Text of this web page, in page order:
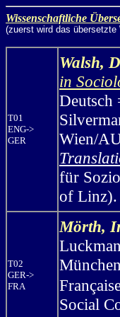
Wissenschaftliche
(zuerst wird das übersetzte
T01
ENG->
GER
Walsh,
in
Deutsch
Wien/
für
of Linz).
T02
GER->
FRA
Mörth,
Social